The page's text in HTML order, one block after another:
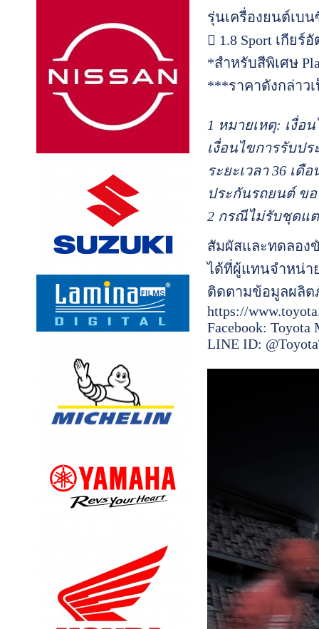
รุ่นเครื่องยนต์เบ
 1.8 Sport เกียร์
*สำหรับสีพิเศษ
***ราคาดังกล่าว
1 หมายเหตุ: เงื่อ
เงื่อนไขการรับป
ระยะเวลา 36 เ
ประกันรถยนต์ ขอ
2 กรณีไม่รับชุดแต่
สัมผัสและทดลอง
ได้ที่ผู้แทนจำหน่า
ติดตามข้อมูลผลิต
https://
Facebook: Toyota
LINE ID: